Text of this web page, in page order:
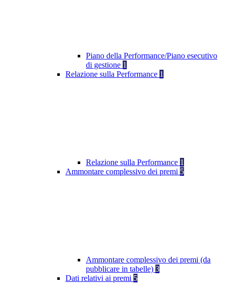
Piano della Performance/Piano esecutivo
di gestione 1
Relazione sulla Performance 1
Relazione sulla Performance 1
Ammontare complessivo dei premi 5
Ammontare complessivo dei premi (da
pubblicare in tabelle) 3
Dati relativi ai premi 5